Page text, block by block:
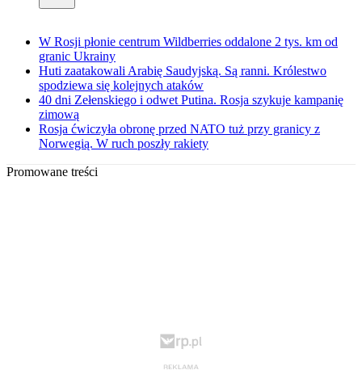
W Rosji płonie centrum Wildberries oddalone 2 tys. km od
granic Ukrainy
Huti zaatakowali Arabię Saudyjską. Są ranni. Królestwo
spodziewa się kolejnych ataków
40 dni Zełenskiego i odwet Putina. Rosja szykuje kampanię
zimową
Rosja ćwiczyła obronę przed NATO tuż przy granicy z
Norwegią. W ruch poszły rakiety
Promowane treści